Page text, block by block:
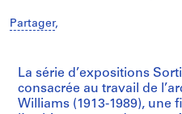
Partager,
/
La série d’expositions
consacrée au travail de
Williams (1913-1989), une